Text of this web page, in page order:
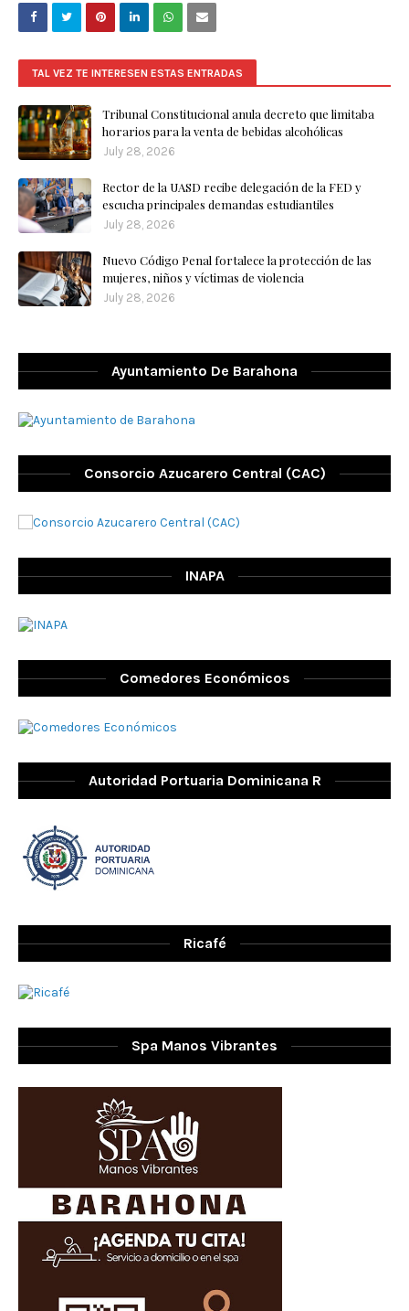
TAL VEZ TE INTERESEN ESTAS ENTRADAS
Tribunal Constitucional anula decreto que limitaba
horarios para la venta de bebidas alcohólicas
July 28, 2026
Rector de la UASD recibe delegación de la FED y
escucha principales demandas estudiantiles
July 28, 2026
Nuevo Código Penal fortalece la protección de las
mujeres, niños y víctimas de violencia
July 28, 2026
Ayuntamiento De Barahona
Consorcio Azucarero Central (CAC)
INAPA
Comedores Económicos
Autoridad Portuaria Dominicana R
Ricafé
Spa Manos Vibrantes